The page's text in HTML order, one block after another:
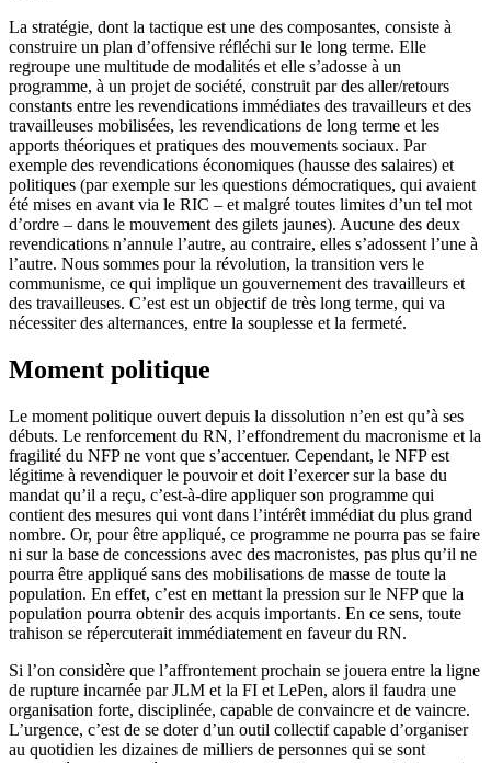
La stratégie, dont la tactique est une des composantes, consiste à
construire un plan d’offensive réfléchi sur le long terme. Elle
regroupe une multitude de modalités et elle s’adosse à un
programme, à un projet de société, construit par des aller/retours
constants entre les revendications immédiates des travailleurs et des
travailleuses mobilisées, les revendications de long terme et les
apports théoriques et pratiques des mouvements sociaux. Par
exemple des revendications économiques (hausse des salaires) et
politiques (par exemple sur les questions démocratiques, qui avaient
été mises en avant via le RIC – et malgré toutes limites d’un tel mot
d’ordre – dans le mouvement des gilets jaunes). Aucune des deux
revendications n’annule l’autre, au contraire, elles s’adossent l’une à
l’autre. Nous sommes pour la révolution, la transition vers le
communisme, ce qui implique un gouvernement des travailleurs et
des travailleuses. C’est est un objectif de très long terme, qui va
nécessiter des alternances, entre la souplesse et la fermeté.
Moment politique
Le moment politique ouvert depuis la dissolution n’en est qu’à ses
débuts. Le renforcement du RN, l’effondrement du macronisme et la
fragilité du NFP ne vont que s’accentuer. Cependant, le NFP est
légitime à revendiquer le pouvoir et doit l’exercer sur la base du
mandat qu’il a reçu, c’est-à-dire appliquer son programme qui
contient des mesures qui vont dans l’intérêt immédiat du plus grand
nombre. Or, pour être appliqué, ce programme ne pourra pas se faire
ni sur la base de concessions avec des macronistes, pas plus qu’il ne
pourra être appliqué sans des mobilisations de masse de toute la
population. En effet, c’est en mettant la pression sur le NFP que la
population pourra obtenir des acquis importants. En ce sens, toute
trahison se répercuterait immédiatement en faveur du RN.
Si l’on considère que l’affrontement prochain se jouera entre la ligne
de rupture incarnée par JLM et la FI et LePen, alors il faudra une
organisation forte, disciplinée, capable de convaincre et de vaincre.
L’urgence, c’est de se doter d’un outil collectif capable d’organiser
au quotidien les dizaines de milliers de personnes qui se sont